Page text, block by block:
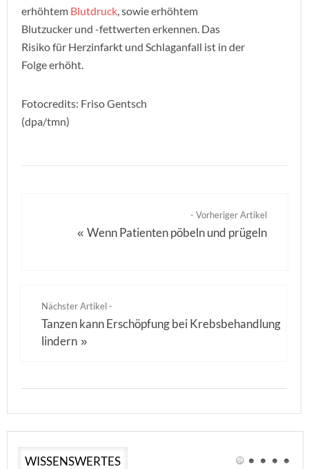
erhöhtem Blutdruck, sowie erhöhtem
Blutzucker und -fettwerten erkennen. Das
Risiko für Herzinfarkt und Schlaganfall ist in der
Folge erhöht.
Fotocredits: Friso Gentsch
(dpa/tmn)
- Vorheriger Artikel
«Wenn Patienten pöbeln und prügeln
Nächster Artikel -
Tanzen kann Erschöpfung bei Krebsbehandlung
lindern »
WISSENSWERTES